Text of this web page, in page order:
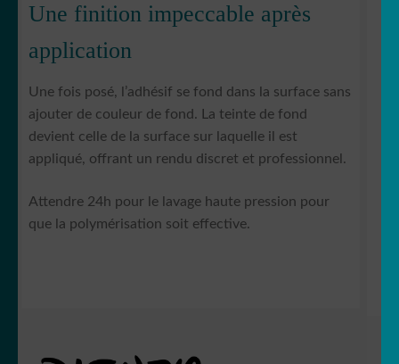
Une finition impeccable après
application
Une fois posé, l’adhésif se fond dans la surface sans
ajouter de couleur de fond. La teinte de fond
devient celle de la surface sur laquelle il est
appliqué, offrant un rendu discret et professionnel.
Attendre 24h pour le lavage haute pression pour
que la polymérisation soit effective.